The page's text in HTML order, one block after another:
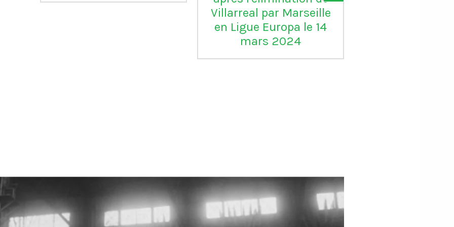
Villarreal par Marseille
en Ligue Europa le 14
mars 2024